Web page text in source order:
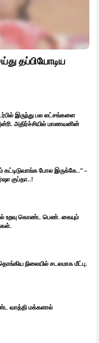
தப்பியோடிய
இருந்து பல லட்சங்களை
அதிர்ச்சியில் மாணவனின்
கட்டிடுவாங்க போல இருக்கே..” –
குப்தா..!
உறவு கொண்ட பெண். கையும்
நிலையில் சடலமாக மீட்பு.
வாத்தி மக்களால்